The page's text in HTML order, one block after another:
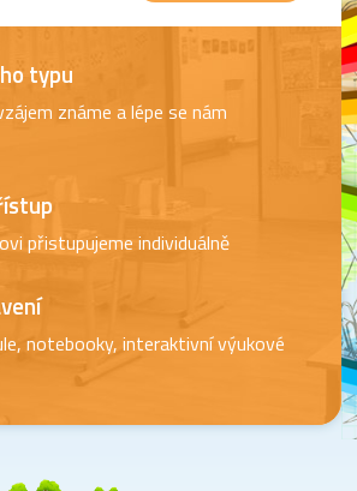
typu
známe a lépe se nám
přistupujeme individuálně
notebooky, interaktivní výukové